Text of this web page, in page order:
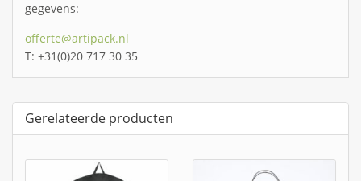
gegevens:
offerte@artipack.nl
T: +31(0)20 717 30 35
Gerelateerde producten